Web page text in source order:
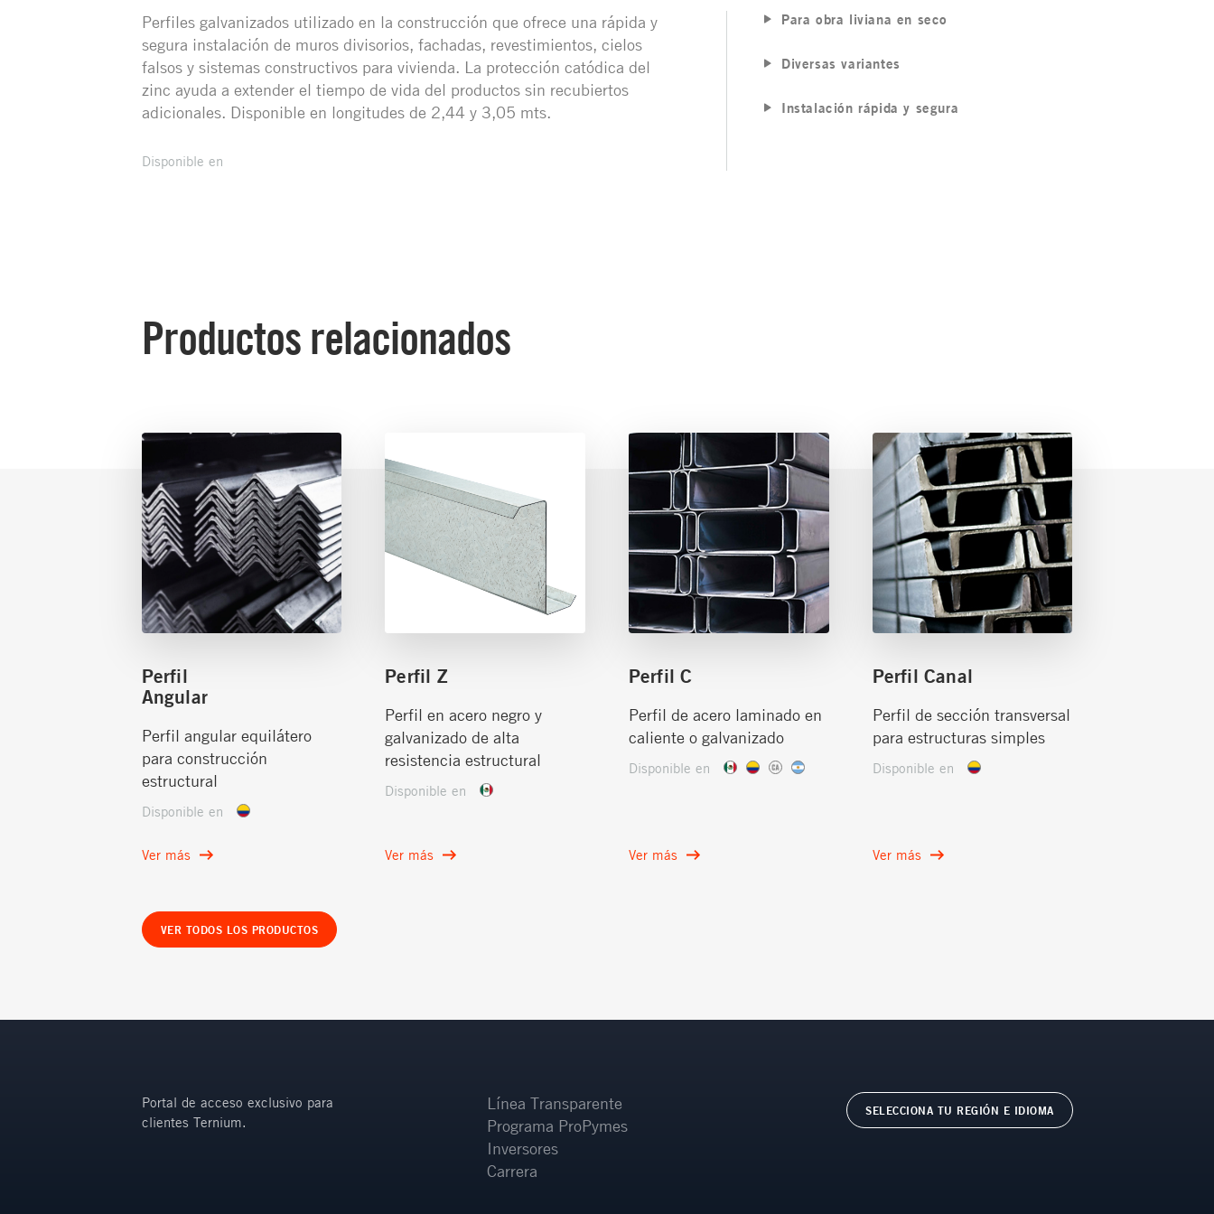
Perfiles galvanizados utilizado en la construcción que ofrece una rápida y
segura instalación de muros divisorios, fachadas, revestimientos, cielos
falsos y sistemas constructivos para vivienda. La protección catódica del
zinc ayuda a extender el tiempo de vida del productos sin recubiertos
adicionales. Disponible en longitudes de 2,44 y 3,05 mts.
Disponible en
Para obra liviana en seco
Diversas variantes
Instalación rápida y segura
Productos relacionados
Perfil
Angular
Perfil angular equilátero
para construcción
estructural
Disponible en
Ver más
Perfil Z
Perfil en acero negro y
galvanizado de alta
resistencia estructural
Disponible en
Ver más
Perfil C
Perfil de acero laminado en
caliente o galvanizado
Disponible en
Ver más
Perfil Canal
Perfil de sección transversal
para estructuras simples
Disponible en
Ver más
VER TODOS LOS PRODUCTOS
Portal de acceso exclusivo para
clientes Ternium.
Línea Transparente
Programa ProPymes
Inversores
Carrera
SELECCIONA TU REGIÓN E IDIOMA